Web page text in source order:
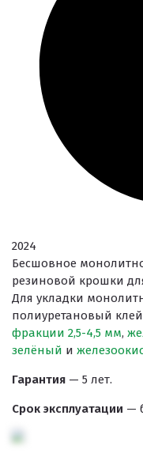
2024
Бесшовное
резиновой крошки
Для укладки
полиуретановый клей
фракции 2,5-4,5 мм,
зелёный и
Гарантия — 5 лет.
Срок эксплуатации —